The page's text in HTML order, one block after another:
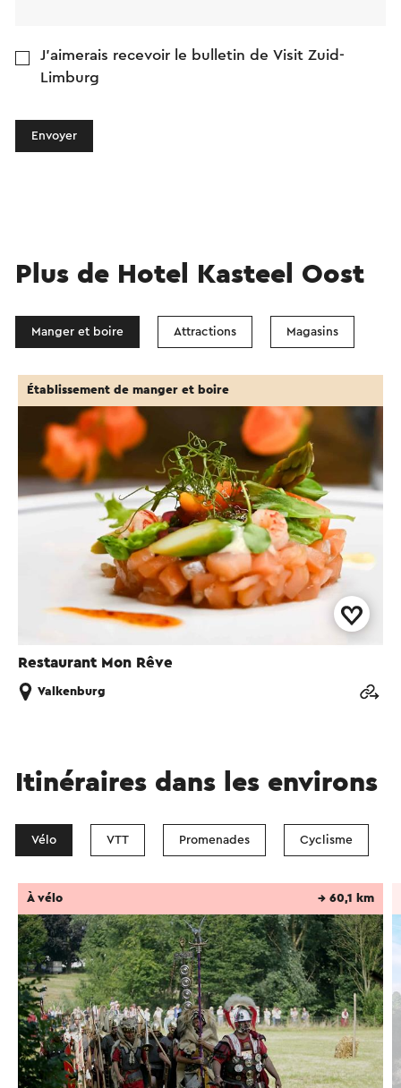
J'aimerais recevoir le bulletin de Visit Zuid-
Limburg
Envoyer
Plus de Hotel Kasteel Oost
Manger et boire Attractions Magasins
Restaurant Mon Rêve
Établissement de manger et boire
Valkenburg
Itinéraires dans les environs
Vélo VTT Promenades Cyclisme
À vélo → 60,1 km